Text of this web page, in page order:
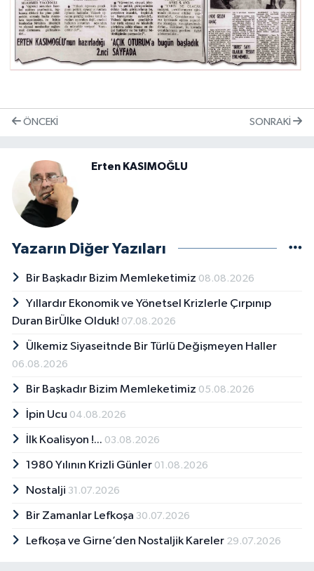
ÖNCEKI SONRAKI
Erten KASIMOĞLU
Yazarın Diğer Yazıları
Bir Başkadır Bizim Memleketimiz 08.08.2026
Yıllardır Ekonomik ve Yönetsel Krizlerle Çırpınıp
Duran BirÜlke Olduk! 07.08.2026
Ülkemiz Siyaseitnde Bir Türlü Değişmeyen Haller
06.08.2026
Bir Başkadır Bizim Memleketimiz 05.08.2026
İpin Ucu 04.08.2026
İlk Koalisyon !... 03.08.2026
1980 Yılının Krizli Günler 01.08.2026
Nostalji 31.07.2026
Bir Zamanlar Lefkoşa 30.07.2026
Lefkoşa ve Girne’den Nostaljik Kareler 29.07.2026